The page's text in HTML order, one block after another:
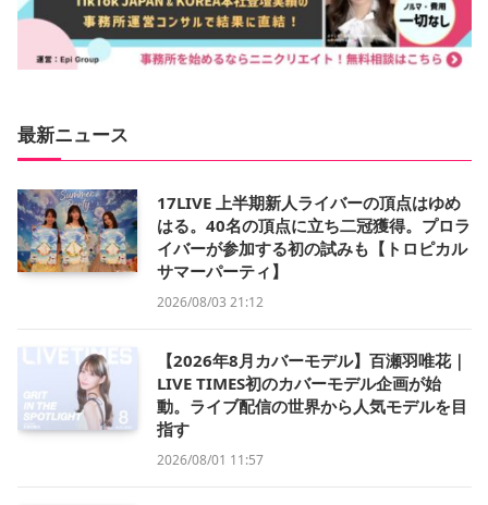
最新ニュース
17LIVE 上半期新人ライバーの頂点はゆめ
はる。40名の頂点に立ち二冠獲得。プロラ
イバーが参加する初の試みも【トロピカル
サマーパーティ】
2026/08/03 21:12
【2026年8月カバーモデル】百瀬羽唯花｜
LIVE TIMES初のカバーモデル企画が始
動。ライブ配信の世界から人気モデルを目
指す
2026/08/01 11:57